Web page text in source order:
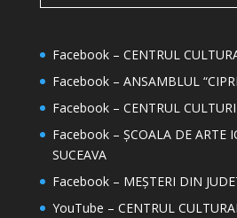
Facebook – CENTRUL
Facebook – ANSAMBLUL
Facebook – CENTRUL
Facebook – ȘCOALA DE ARTE
SUCEAVA
Facebook – MEȘTERI DIN
YouTube – CENTRUL